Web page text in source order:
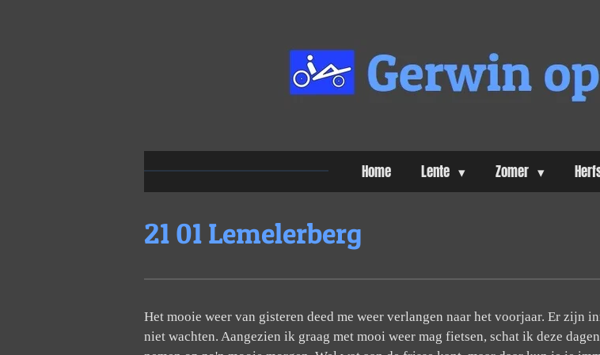
Home Lente Zomer
21 01 Lemelerberg
Het mooie weer van gisteren deed me weer verlangen naar het voorjaar. Er zijn
niet wachten. Aangezien ik graag met mooi weer mag fietsen, schat ik deze